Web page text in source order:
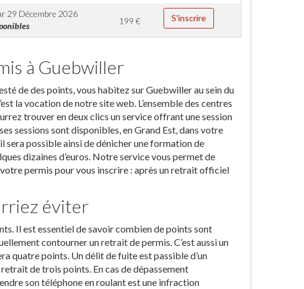
29 Décembre 2026
199€ S'inscrire
à Guebwiller
de des points, vous habitez sur Guebwiller au sein du
la vocation de notre site web. L’ensemble des centres
trouver en deux clics un service offrant une session
sessions sont disponibles, en Grand Est, dans votre
possible ainsi de dénicher une formation de
dizaines d’euros. Notre service vous permet de
permis pour vous inscrire : après un retrait officiel
éviter
Il est essentiel de savoir combien de points sont
contourner un retrait de permis. C’est aussi un
quatre points. Un délit de fuite est passible d’un
de trois points. En cas de dépassement
son téléphone en roulant est une infraction